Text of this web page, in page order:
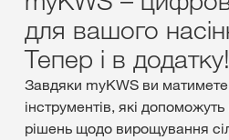
для вашого
Тепер і в додатку!
Завдяки myKWS ви
інструментів, які
рішень щодо вирощування